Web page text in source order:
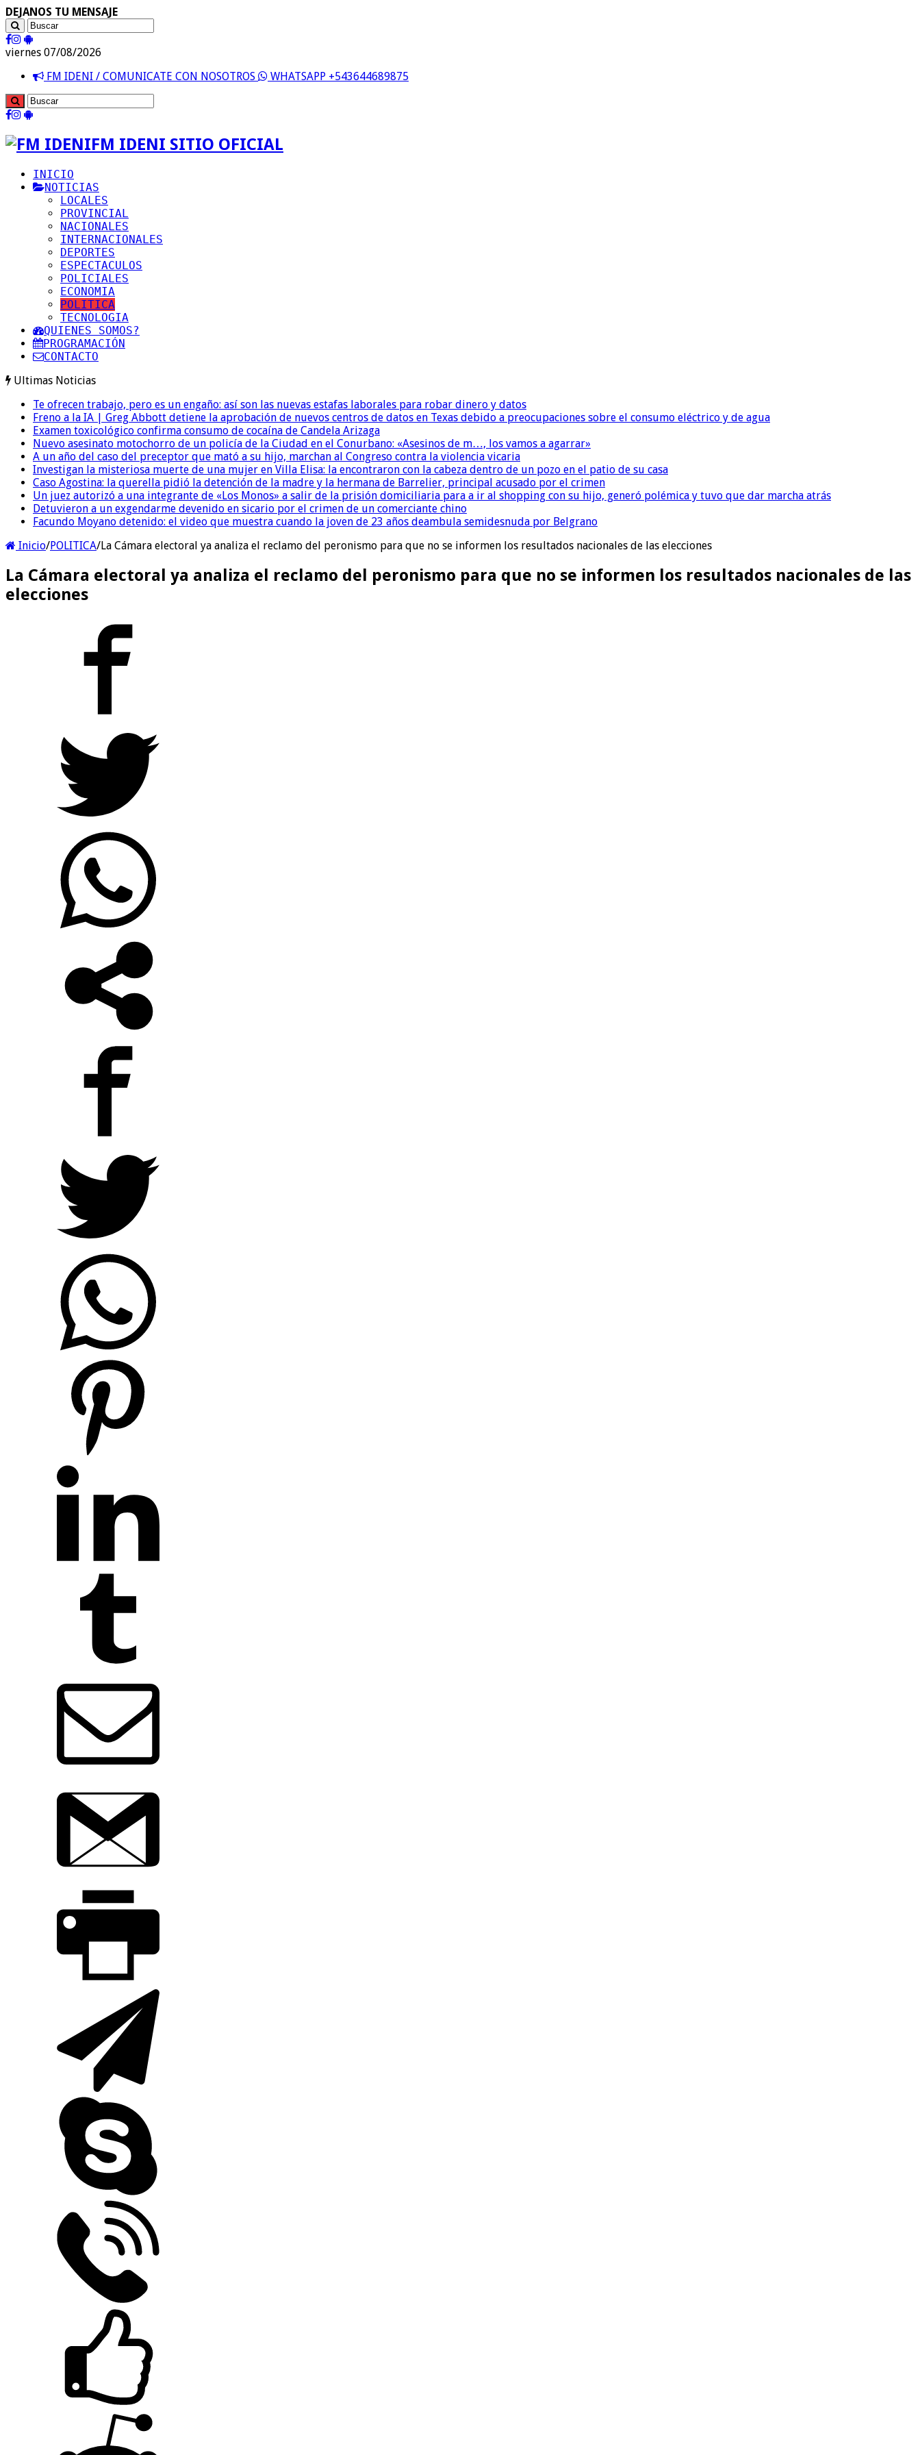
DEJANOS TU MENSAJE
viernes 07/08/2026
FM IDENI / COMUNICATE CON NOSOTROS
WHATSAPP +543644689875
FM IDENI SITIO OFICIAL
INICIO
NOTICIAS
LOCALES
PROVINCIAL
NACIONALES
INTERNACIONALES
DEPORTES
ESPECTACULOS
POLICIALES
ECONOMIA
POLITICA
TECNOLOGIA
QUIENES SOMOS?
PROGRAMACIÓN
CONTACTO
Ultimas Noticias
Te ofrecen trabajo, pero es un engaño: así son las nuevas estafas laborales para robar dinero y datos
Freno a la IA | Greg Abbott detiene la aprobación de nuevos centros de datos en Texas debido a preocupaciones sobre el consumo eléctrico y de agua
Examen toxicológico confirma consumo de cocaína de Candela Arizaga
Nuevo asesinato motochorro de un policía de la Ciudad en el Conurbano: «Asesinos de m…, los vamos a agarrar»
A un año del caso del preceptor que mató a su hijo, marchan al Congreso contra la violencia vicaria
Investigan la misteriosa muerte de una mujer en Villa Elisa: la encontraron con la cabeza dentro de un pozo en el patio de su casa
Caso Agostina: la querella pidió la detención de la madre y la hermana de Barrelier, principal acusado por el crimen
Un juez autorizó a una integrante de «Los Monos» a salir de la prisión domiciliaria para a ir al shopping con su hijo, generó polémica y tuvo que dar marcha atrás
Detuvieron a un exgendarme devenido en sicario por el crimen de un comerciante chino
Facundo Moyano detenido: el video que muestra cuando la joven de 23 años deambula semidesnuda por Belgrano
Inicio/POLITICA/La Cámara electoral ya analiza el reclamo del peronismo para que no se informen los resultados nacionales de las elecciones
La Cámara electoral ya analiza el reclamo del peronismo para que no se informen los resultados nacionales de las
elecciones